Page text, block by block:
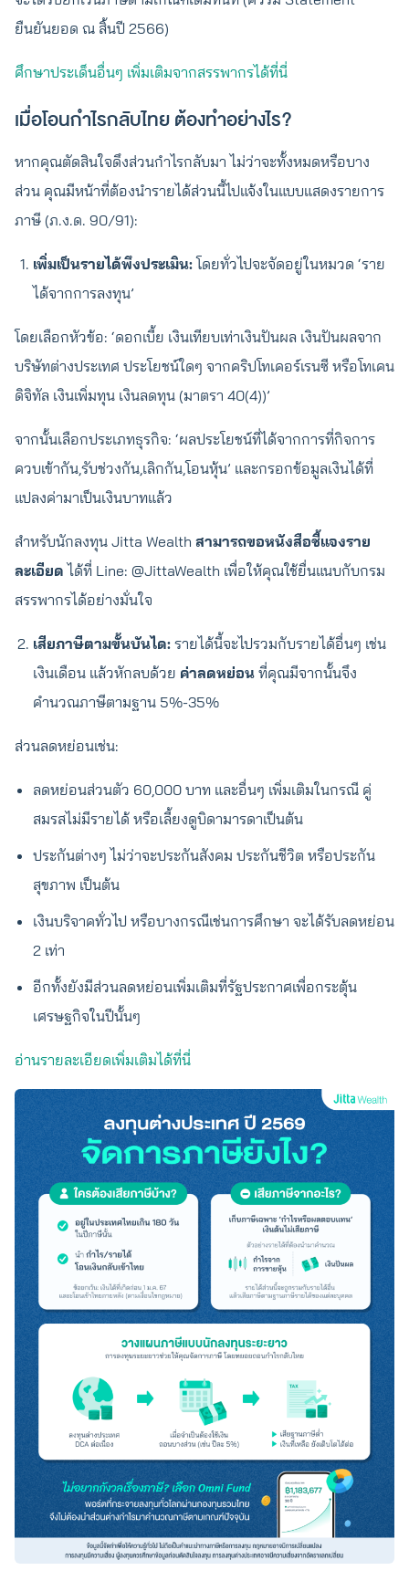
ยืนยันยอด ณ สิ้นปี 2566)
ศึกษาประเด็นอื่นๆ เพิ่มเติมจากสรรพากรได้ที่นี่
เมื่อโอนกำไรกลับไทย ต้องทำอย่างไร?
หากคุณตัดสินใจดึงส่วนกำไรกลับมา ไม่ว่าจะทั้งหมดหรือบาง
ส่วน คุณมีหน้าที่ต้องนำรายได้ส่วนนี้ไปแจ้งในแบบแสดงรายการ
ภาษี (ภ.ง.ด. 90/91):
เพิ่มเป็นรายได้พึงประเมิน:โดยทั่วไปจะจัดอยู่ในหมวด ‘ราย
ได้จากการลงทุน’
โดยเลือกหัวข้อ: ‘ดอกเบี้ย เงินเทียบเท่าเงินปันผล เงินปันผลจาก
บริษัทต่างประเทศ ประโยชน์ใดๆ จากคริปโทเคอร์เรนซี หรือโทเคน
ดิจิทัล เงินเพิ่มทุน เงินลดทุน (มาตรา 40(4))’
จากนั้นเลือกประเภทธุรกิจ: ‘ผลประโยชน์ที่ได้จากการที่กิจการ
ควบเข้ากัน,รับช่วงกัน,เลิกกัน,โอนหุ้น’ และกรอกข้อมูลเงินได้ที่
แปลงค่ามาเป็นเงินบาทแล้ว
สำหรับนักลงทุน Jitta Wealth สามารถขอหนังสือชี้แจงราย
ละเอียด ได้ที่ Line: @JittaWealth เพื่อให้คุณใช้ยื่นแนบกับกรม
สรรพากรได้อย่างมั่นใจ
เสียภาษีตามขั้นบันได: รายได้นี้จะไปรวมกับรายได้อื่นๆ เช่น
เงินเดือน แล้วหักลบด้วย ค่าลดหย่อน ที่คุณมีจากนั้นจึง
คำนวณภาษีตามฐาน 5%-35%
ส่วนลดหย่อนเช่น:
ลดหย่อนส่วนตัว 60,000 บาท และอื่นๆ เพิ่มเติมในกรณี คู่
สมรสไม่มีรายได้ หรือเลี้ยงดูบิดามารดาเป็นต้น
ประกันต่างๆ ไม่ว่าจะประกันสังคม ประกันชีวิต หรือประกัน
สุขภาพ เป็นต้น
เงินบริจาคทั่วไป หรือบางกรณีเช่นการศึกษา จะได้รับลดหย่อน
2 เท่า
อีกทั้งยังมีส่วนลดหย่อนเพิ่มเติมที่รัฐประกาศเพื่อกระตุ้น
เศรษฐกิจในปีนั้นๆ
อ่านรายละเอียดเพิ่มเติมได้ที่นี่